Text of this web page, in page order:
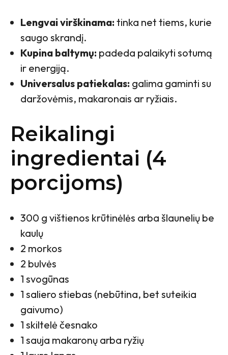
Lengvai virškinama: tinka net tiems, kurie
saugo skrandį.
Kupina baltymų: padeda palaikyti sotumą
ir energiją.
Universalus patiekalas: galima gaminti su
daržovėmis, makaronais ar ryžiais.
Reikalingi
ingredientai (4
porcijoms)
300 g vištienos krūtinėlės arba šlaunelių be
kaulų
2 morkos
2 bulvės
1 svogūnas
1 saliero stiebas (nebūtina, bet suteikia
gaivumo)
1 skiltelė česnako
1 sauja makaronų arba ryžių